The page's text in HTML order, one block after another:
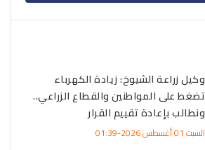
وكيل زراعة الشيوخ: زيادة الكهرباء
تضغط على المواطنين والقطاع الزراعي..
ونطالب بإعادة تقييم القرار
السبت 01 أغسطس 2026-01:39